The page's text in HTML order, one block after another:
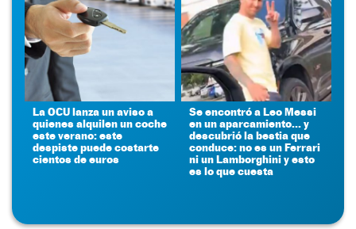
La OCU lanza un aviso a
quienes alquilen un coche
este verano: este
despiste puede costarte
cientos de euros
Se encontró a Leo Messi
en un aparcamiento... y
descubrió la bestia que
conduce: no es un Ferrari
ni un Lamborghini y esto
es lo que cuesta